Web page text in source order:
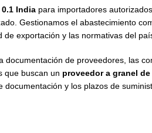
India para importadores
Gestionamos el abastecimiento
exportación y las normativas del
de proveedores, las
que buscan un proveedor a granel
y los plazos de